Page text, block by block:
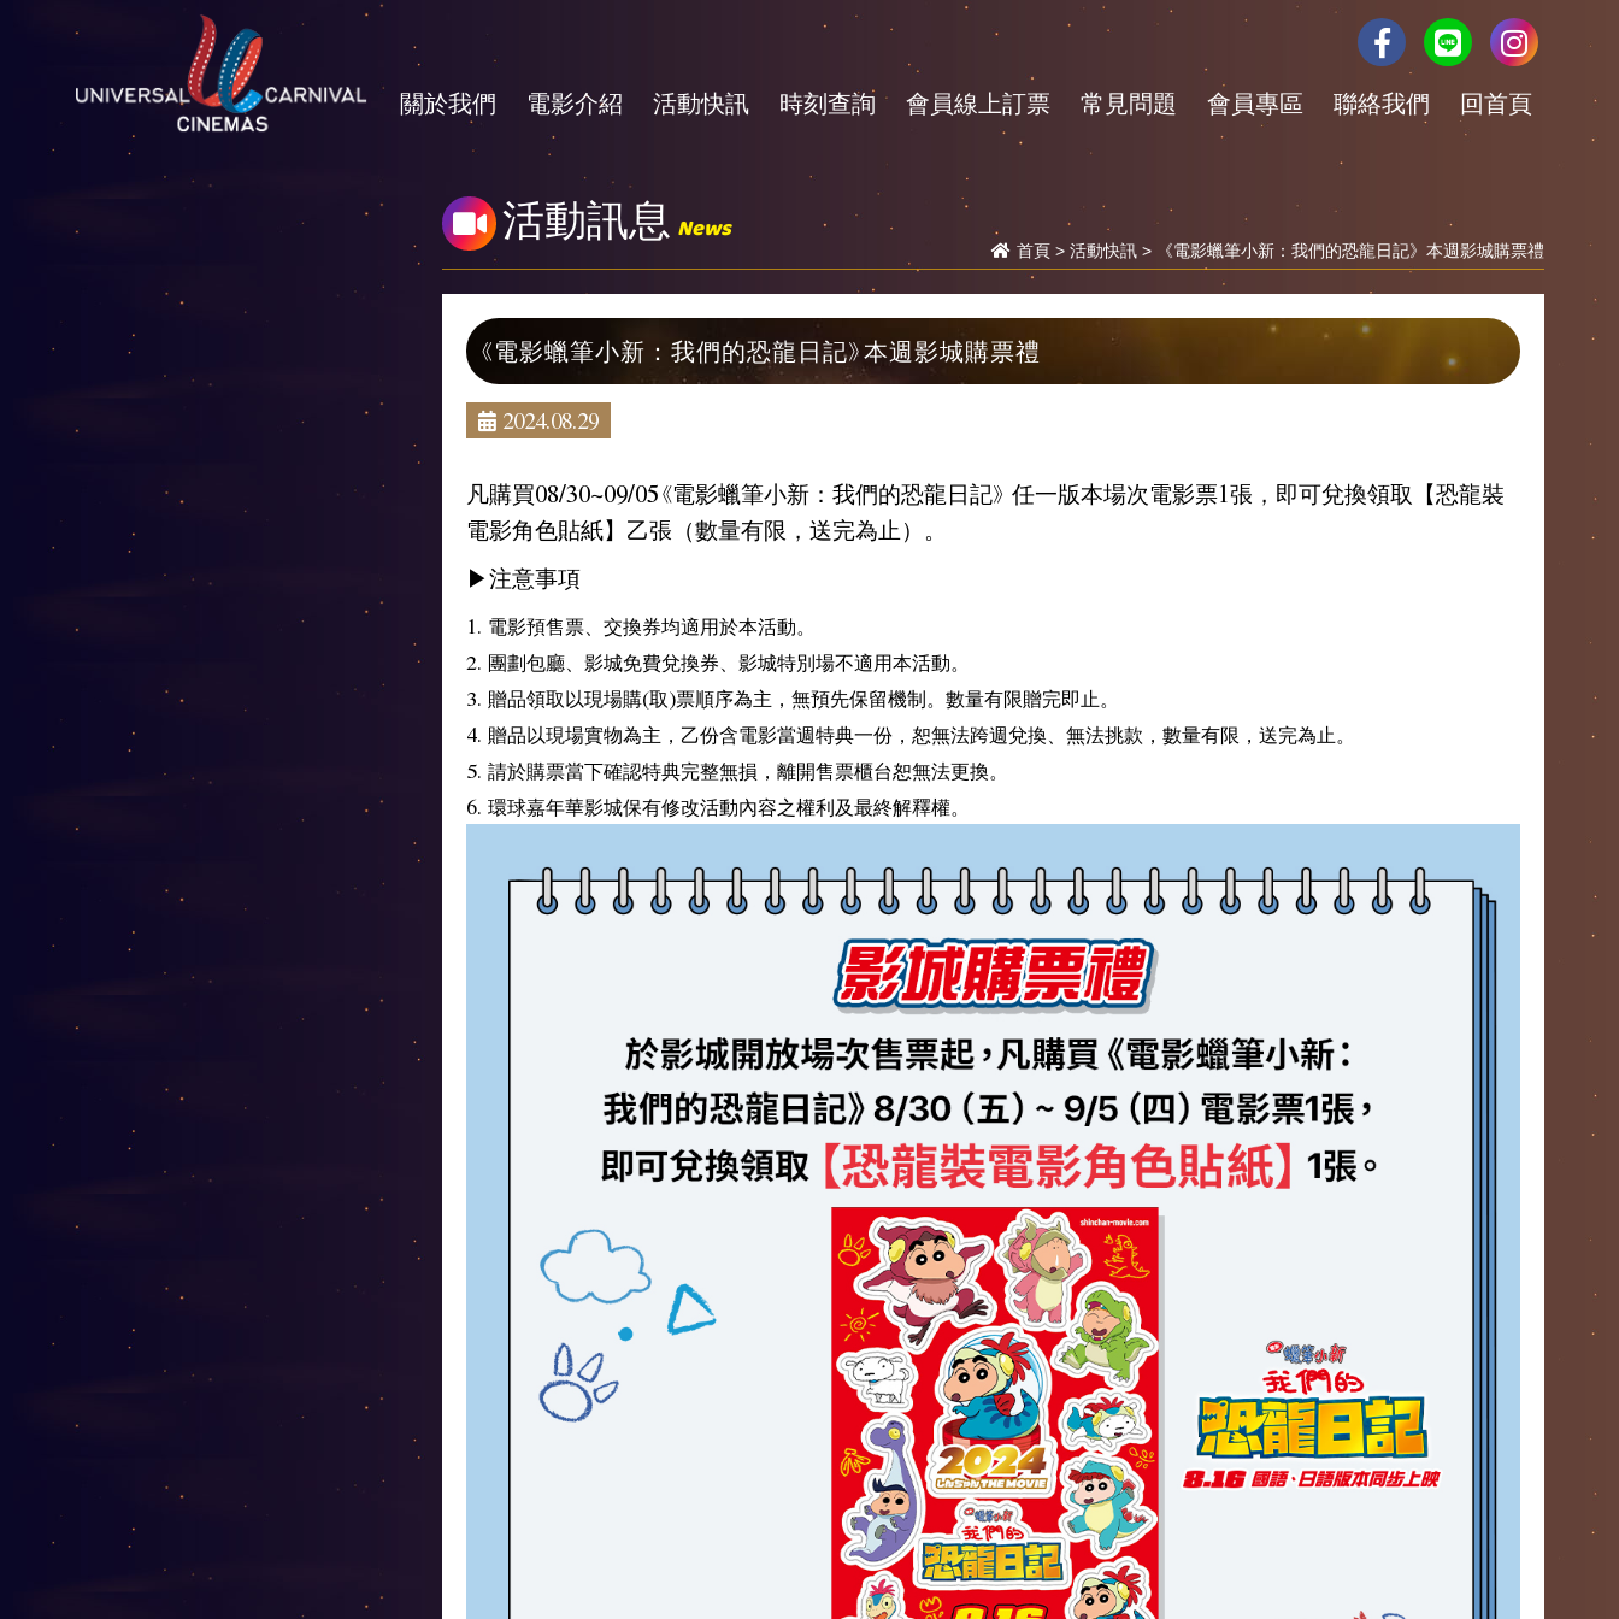
關於我們 電影介紹 活動快訊 時刻查詢 會員線上訂票 常見問題 會員專區 聯絡我們 回首頁
活動訊息 News
首頁 > 活動快訊 > 《電影蠟筆小新：我們的恐龍日記》本週影城購票禮
《電影蠟筆小新：我們的恐龍日記》本週影城購票禮
2024.08.29
凡購買08/30~09/05《電影蠟筆小新：我們的恐龍日記》 任一版本場次電影票1張，即可兌換領取【恐龍裝
電影角色貼紙】乙張（數量有限，送完為止）。
▶注意事項
1. 電影預售票、交換券均適用於本活動。
2. 團劃包廳、影城免費兌換券、影城特別場不適用本活動。
3. 贈品領取以現場購(取)票順序為主，無預先保留機制。數量有限贈完即止。
4. 贈品以現場實物為主，乙份含電影當週特典一份，恕無法跨週兌換、無法挑款，數量有限，送完為止。
5. 請於購票當下確認特典完整無損，離開售票櫃台恕無法更換。
6. 環球嘉年華影城保有修改活動內容之權利及最終解釋權。